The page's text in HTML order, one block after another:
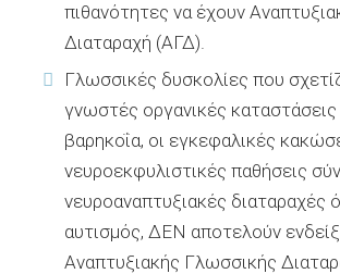
πιθανότητες να έχουν
Διαταραχή (ΑΓΔ).
Γλωσσικές δυσκολίες που
γνωστές οργανικές
βαρηκοΐα, οι εγκεφαλικές
νευροεκφυλιστικές παθήσεις
νευροαναπτυξιακές διαταραχές
αυτισμός, ΔΕΝ αποτελούν
Αναπτυξιακής Γλωσσικής